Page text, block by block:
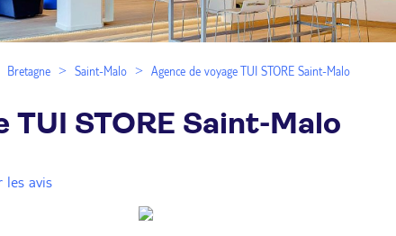
Bretagne Saint-Malo Agence de voyage TUI STORE Saint-Malo
TUI STORE Saint-Malo
les avis